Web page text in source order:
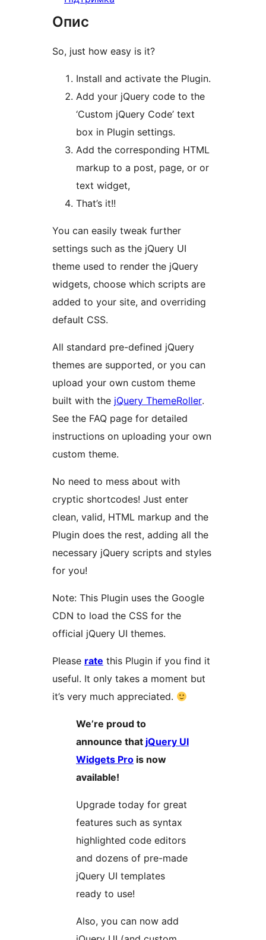
Опис
So, just how easy is it?
Install and activate the Plugin.
Add your jQuery code to the
‘Custom jQuery Code’ text
box in Plugin settings.
Add the corresponding HTML
markup to a post, page, or or
text widget,
That’s it!!
You can easily tweak further
settings such as the jQuery UI
theme used to render the jQuery
widgets, choose which scripts are
added to your site, and overriding
default CSS.
All standard pre-defined jQuery
themes are supported, or you can
upload your own custom theme
built with the jQuery ThemeRoller.
See the FAQ page for detailed
instructions on uploading your own
custom theme.
No need to mess about with
cryptic shortcodes! Just enter
clean, valid, HTML markup and the
Plugin does the rest, adding all the
necessary jQuery scripts and styles
for you!
Note: This Plugin uses the Google
CDN to load the CSS for the
official jQuery UI themes.
Please rate this Plugin if you find it
useful. It only takes a moment but
it’s very much appreciated.
We’re proud to
announce that jQuery UI
Widgets Pro is now
available!
Upgrade today for great
features such as syntax
highlighted code editors
and dozens of pre-made
jQuery UI templates
ready to use!
Also, you can now add